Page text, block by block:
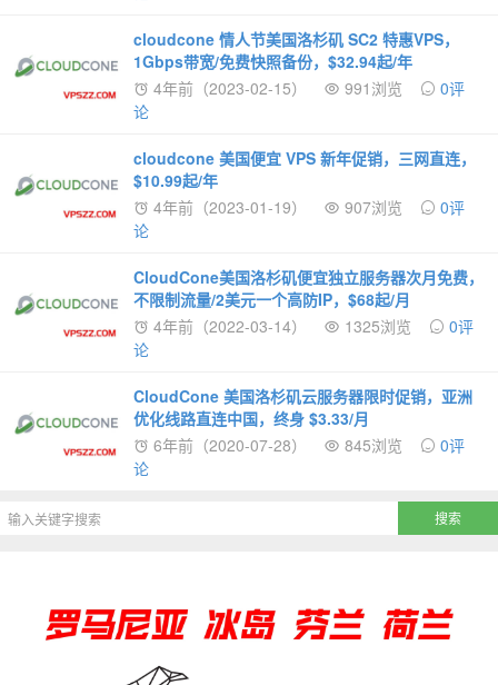
cloudcone 情人节美国洛杉矶 SC2 特惠VPS，
1Gbps带宽/免费快照备份，$32.94起/年
4年前（2023-02-15）
991浏览
0评
论
cloudcone 美国便宜 VPS 新年促销，三网直连，
$10.99起/年
4年前（2023-01-19）
907浏览
0评
论
CloudCone美国洛杉矶便宜独立服务器次月免费，
不限制流量/2美元一个高防IP，$68起/月
4年前（2022-03-14）
1325浏览
0评
论
CloudCone 美国洛杉矶云服务器限时促销，亚洲
优化线路直连中国，终身 $3.33/月
6年前（2020-07-28）
845浏览
0评
论